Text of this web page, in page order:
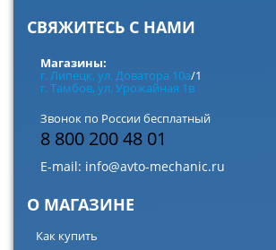
СВЯЖИТЕСЬ С НАМИ
Магазины:
г. Липецк, ул. Доватора 10а/1
г. Тамбов, ул. Урожайная 1в
Звонок по России бесплатный
8 800 200 48 01
E-mail: info@avto-mechanic.ru
О МАГАЗИНЕ
Как купить